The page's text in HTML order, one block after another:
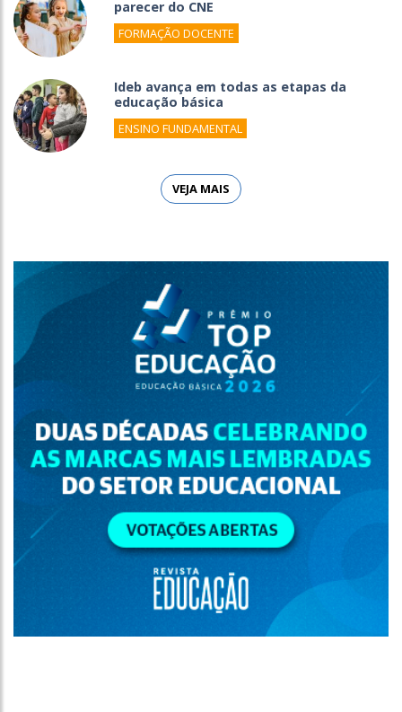
parecer do CNE
FORMAÇÃO DOCENTE
Ideb avança em todas as etapas da
educação básica
ENSINO FUNDAMENTAL
VEJA MAIS